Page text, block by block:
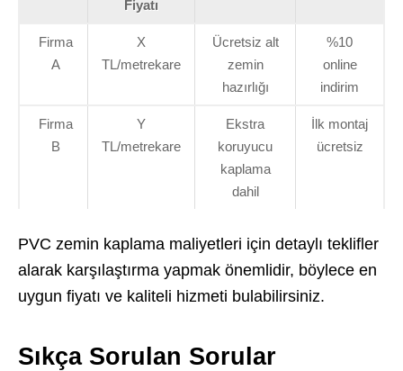
Fiyatı
Firma
A
X
TL/metrekare
Ücretsiz alt
zemin
hazırlığı
%10
online
indirim
Firma
B
Y
TL/metrekare
Ekstra
koruyucu
kaplama
dahil
İlk montaj
ücretsiz
PVC zemin kaplama maliyetleri için detaylı teklifler
alarak karşılaştırma yapmak önemlidir, böylece en
uygun fiyatı ve kaliteli hizmeti bulabilirsiniz.
Sıkça Sorulan Sorular